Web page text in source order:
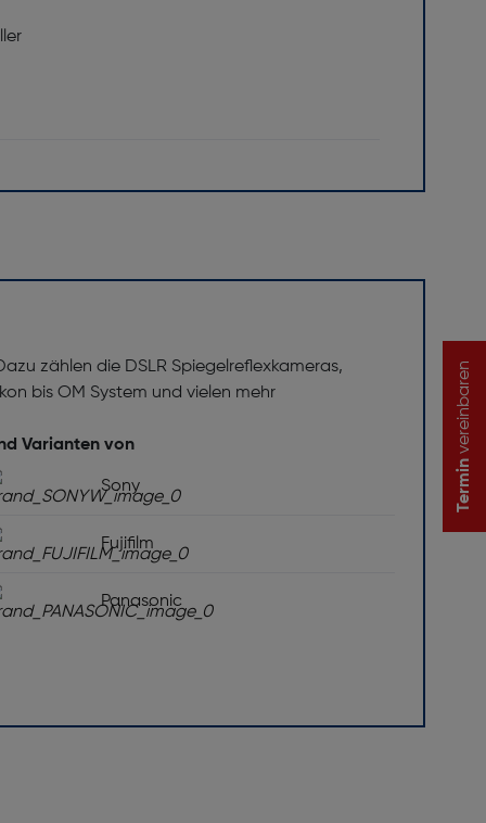
zählen die DSLR Spiegelreflexkameras,
bis OM System und vielen mehr
Varianten von
Sony
Fujifilm
Panasonic
Termin
vereinbaren